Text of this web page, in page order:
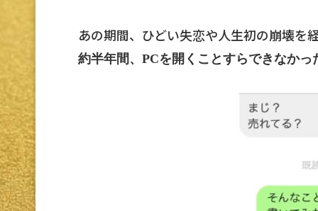
あの期間、ひどい失恋や人生初の崩壊を
約半年間、PCを開くことすらできなかっ